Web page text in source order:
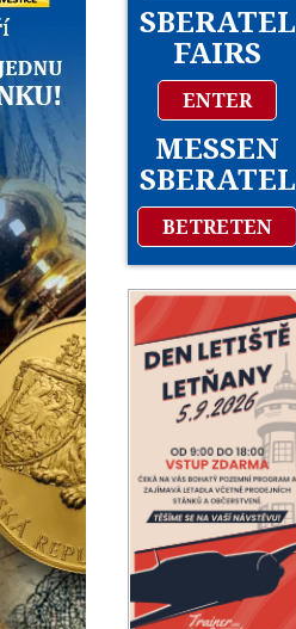
SBERATEL
FAIRS
ENTER
MESSEN
SBERATEL
BETRETEN